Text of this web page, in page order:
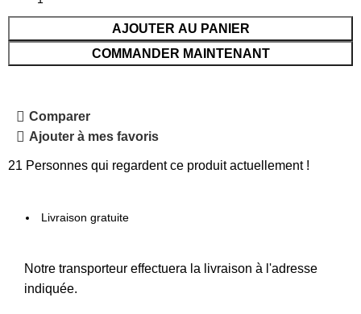
AJOUTER AU PANIER
COMMANDER MAINTENANT
Comparer
Ajouter à mes favoris
21 Personnes qui regardent ce produit actuellement !
Livraison gratuite
Notre transporteur effectuera la livraison à l'adresse
indiquée.